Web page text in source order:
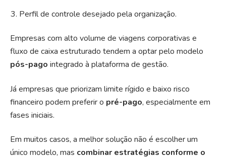
Perfil de controle desejado pela organização.
Empresas com alto volume de viagens corporativas e
fluxo de caixa estruturado tendem a optar pelo modelo
pós-pago integrado à plataforma de gestão.
Já empresas que priorizam limite rígido e baixo risco
financeiro podem preferir o pré-pago, especialmente em
fases iniciais.
Em muitos casos, a melhor solução não é escolher um
único modelo, mas combinar estratégias conforme o